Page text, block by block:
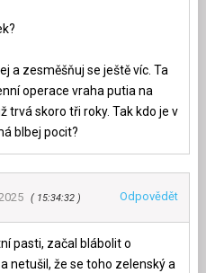
a zesměšňuj se ještě víc. Ta
operace vraha putia na
trvá skoro tři roky. Tak kdo je v
blbej pocit?
15:34:32 Odpovědět
pasti, začal blábolit o
netušil, že se toho zelenský a